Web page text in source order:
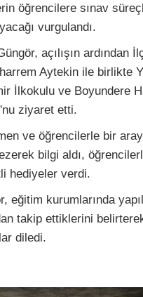
öğrencilere sınav
vurgulandı.
açılışın ardından
Aytekin ile birlikte
İlkokulu ve Boyundere
ziyaret etti.
ve öğrencilerle bir
bilgi aldı,
hediyeler verdi.
eğitim kurumlarında
takip ettiklerini
diledi.